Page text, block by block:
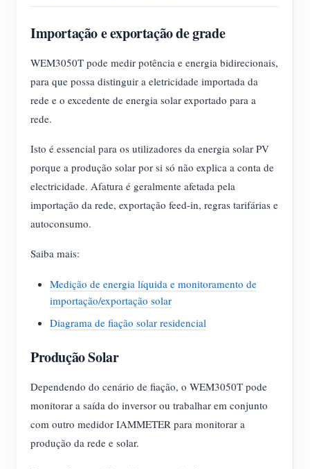
Importação e exportação de grade
WEM3050T pode medir potência e energia bidirecionais,
para que possa distinguir a eletricidade importada da
rede e o excedente de energia solar exportado para a
rede.
Isto é essencial para os utilizadores da energia solar PV
porque a produção solar por si só não explica a conta de
electricidade. Afatura é geralmente afetada pela
importação da rede, exportação feed-in, regras tarifárias e
autoconsumo.
Saiba mais:
Medição de energia líquida e monitoramento de
importação/exportação solar
Diagrama de fiação solar residencial
Produção Solar
Dependendo do cenário de fiação, o WEM3050T pode
monitorar a saída do inversor ou trabalhar em conjunto
com outro medidor IAMMETER para monitorar a
produção da rede e solar.